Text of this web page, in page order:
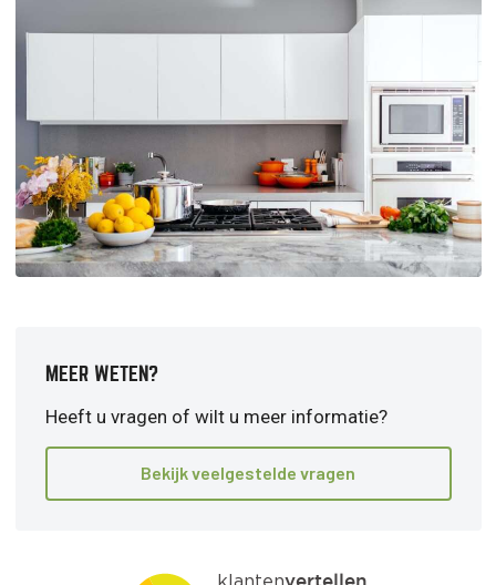
MEER WETEN?
Heeft u vragen of wilt u meer informatie?
Bekijk veelgestelde vragen